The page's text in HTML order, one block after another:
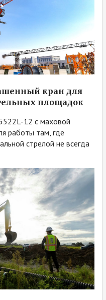
кран для
площадок
12 с маховой
работы там, где
стрелой не всегда